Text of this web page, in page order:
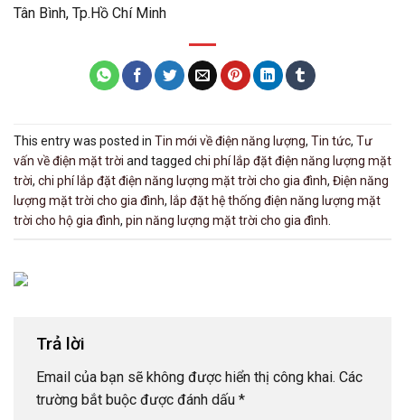
Tân Bình, Tp.Hồ Chí Minh
This entry was posted in Tin mới về điện năng lượng, Tin tức, Tư
vấn về điện mặt trời and tagged chi phí lắp đặt điện năng lượng mặt
trời, chi phí lắp đặt điện năng lượng mặt trời cho gia đình, Điện năng
lượng mặt trời cho gia đình, lắp đặt hệ thống điện năng lượng mặt
trời cho hộ gia đình, pin năng lượng mặt trời cho gia đình
Trả lời
Email của bạn sẽ không được hiển thị công khai. Các
trường bắt buộc được đánh dấu *